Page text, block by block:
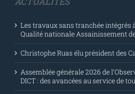
Les travaux sans tranchée intégrés
Qualité nationale Assainissement de
Christophe Ruas élu président des
Assemblée générale 2026 de
DICT : des avancées au service de